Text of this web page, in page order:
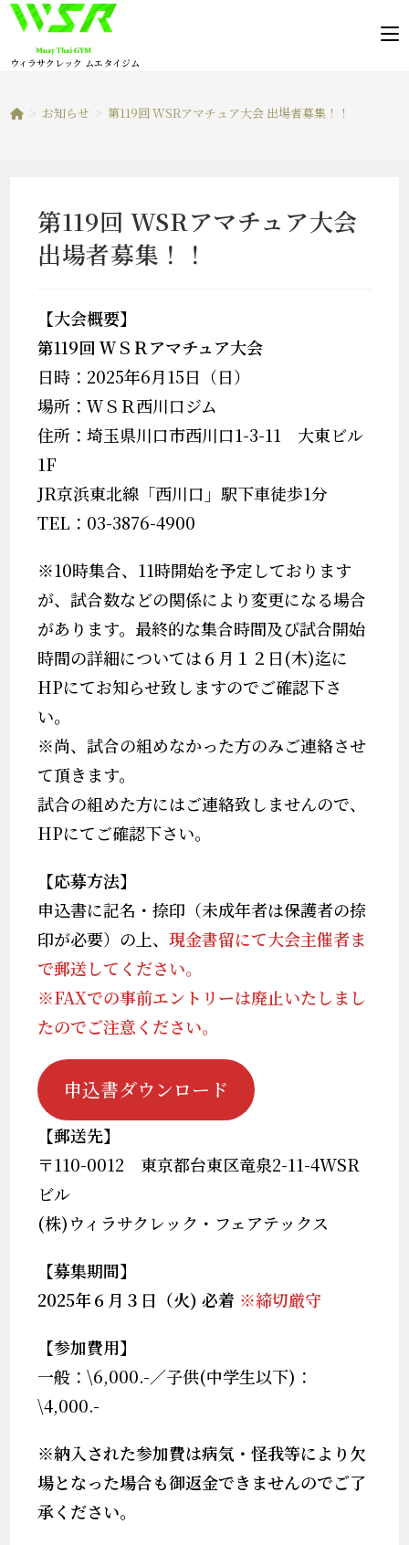
コ
ウィラサクレック ムエタイジム
> お知らせ > 第119回 WSRアマチュア大会 出場者募集！！
第119回 WSRアマチュア大会
出場者募集！！
【大会概要】
第119回 ＷＳＲアマチュア大会
日時：2025年6月15日（日）
場所：ＷＳＲ西川口ジム
住所：埼玉県川口市西川口1-3-11 大東ビル
1F
JR京浜東北線「西川口」駅下車徒歩1分
TEL：03-3876-4900
※10時集合、11時開始を予定しております
が、試合数などの関係により変更になる場合
があります。最終的な集合時間及び試合開始
時間の詳細については６月１２日(木)迄に
HPにてお知らせ致しますのでご確認下さ
い。
※尚、試合の組めなかった方のみご連絡させ
て頂きます。
試合の組めた方にはご連絡致しませんので、
HPにてご確認下さい。
【応募方法】
申込書に記名・捺印（未成年者は保護者の捺
印が必要）の上、現金書留にて大会主催者ま
で郵送してください。
※FAXでの事前エントリーは廃止いたしまし
たのでご注意ください。
申込書ダウンロード
【郵送先】
〒110-0012 東京都台東区竜泉2-11-4WSR
ビル
(株)ウィラサクレック・フェアテックス
【募集期間】
2025年６月３日（火) 必着 ※締切厳守
【参加費用】
一般：\6,000.-／子供(中学生以下)：
\4,000.-
※納入された参加費は病気・怪我等により欠
場となった場合も御返金できませんのでご了
承ください。